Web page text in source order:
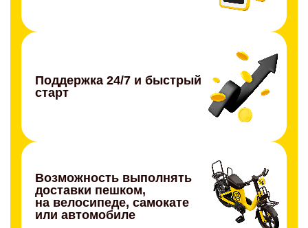
Поддержка 24/7 и быстрый
старт
Возможность выполнять
доставки пешком,
на велосипеде, самокате
или автомобиле